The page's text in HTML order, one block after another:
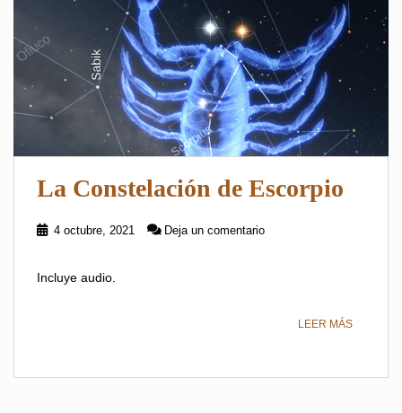
La Constelación de Escorpio
4 octubre, 2021 Deja un comentario
Incluye audio.
LEER MÁS